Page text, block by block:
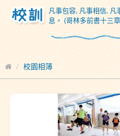
凡事包容, 凡事相信, 凡
息。 (哥林多前書十三
校園相簿